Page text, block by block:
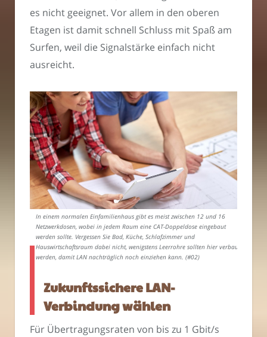
es nicht geeignet. Vor allem in den oberen
Etagen ist damit schnell Schluss mit Spaß am
Surfen, weil die Signalstärke einfach nicht
ausreicht.
In einem normalen Einfamilienhaus gibt es meist zwischen 12 und 16
Netzwerkdosen, wobei in jedem Raum eine CAT-Doppeldose eingebaut
werden sollte. Vergessen Sie Bad, Küche, Schlafzimmer und
Hauswirtschaftsraum dabei nicht, wenigstens Leerrohre sollten hier verbaut
werden, damit LAN nachträglich noch einziehen kann. (#02)
Zukunftssichere LAN-
Verbindung wählen
Für Übertragungsraten von bis zu 1 Gbit/s